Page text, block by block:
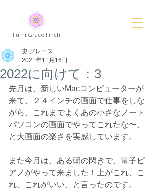
Fumi Grace Finch
2022に向けて：3
史 グレース
2021年11月16日
先月は、新しいMacコンピューターが
来て、２４インチの画面で仕事をしな
がら、これまでよくあの小さなノート
パソコンの画面でやってこれたな〜、
と大画面の楽さを実感しています。
また今月は、ある朝の閃きで、電子ピ
アノがやって来ました！上がこれ、こ
れ、これがいい、と言ったのです。